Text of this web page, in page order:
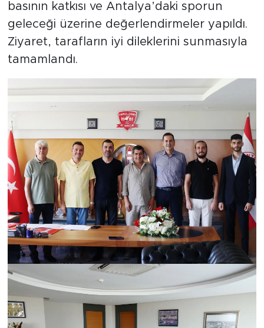
basının katkısı ve Antalya’daki sporun
geleceği üzerine değerlendirmeler yapıldı.
Ziyaret, tarafların iyi dileklerini sunmasıyla
tamamlandı.